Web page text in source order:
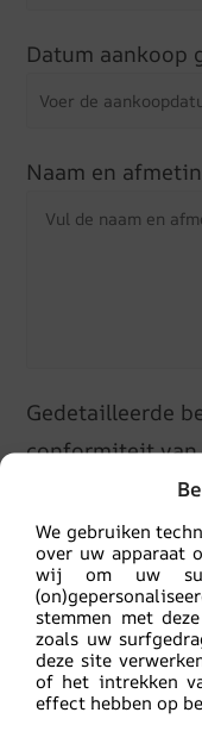
We gebruiken
over uw apparaat
wij om uw
stemmen met
zoals uw
deze site
of het intrekken
effect hebben op
Datum aankoop
Naam en
Gedetailleerde
conformiteit van
Als het